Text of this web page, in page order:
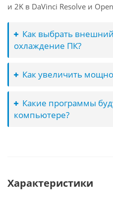
и 2K в DaVinci Resolve и
Как выбрать
охлаждение ПК?
Как увеличить
Какие программы
компьютере?
Характеристики